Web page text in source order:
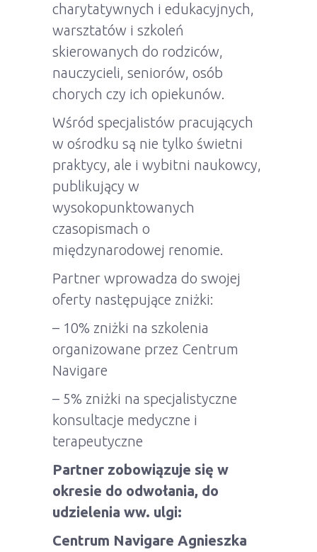
charytatywnych i edukacyjnych,
warsztatów i szkoleń
skierowanych do rodziców,
nauczycieli, seniorów, osób
chorych czy ich opiekunów.
Wśród specjalistów pracujących
w ośrodku są nie tylko świetni
praktycy, ale i wybitni naukowcy,
publikujący w
wysokopunktowanych
czasopismach o
międzynarodowej renomie.
Partner wprowadza do swojej
oferty następujące zniżki:
– 10% zniżki na szkolenia
organizowane przez Centrum
Navigare
– 5% zniżki na specjalistyczne
konsultacje medyczne i
terapeutyczne
Partner zobowiązuje się w
okresie do odwołania, do
udzielenia ww. ulgi:
Centrum Navigare Agnieszka